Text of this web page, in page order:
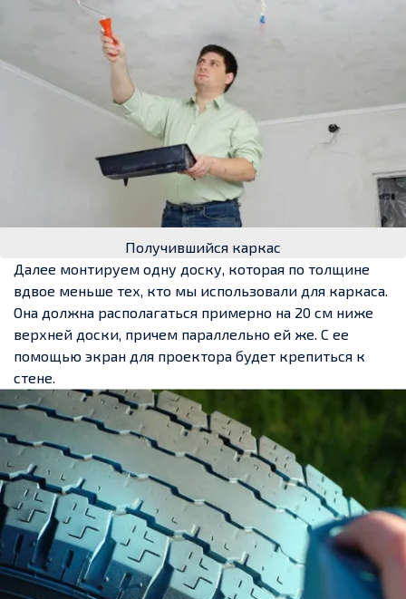
Получившийся каркас
Далее монтируем одну доску, которая по толщине
вдвое меньше тех, кто мы использовали для каркаса.
Она должна располагаться примерно на 20 см ниже
верхней доски, причем параллельно ей же. С ее
помощью экран для проектора будет крепиться к
стене.